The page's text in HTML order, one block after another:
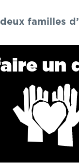
familles
un